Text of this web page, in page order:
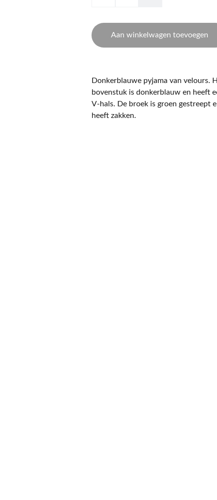
Aan winkelwagen toevoegen
Donkerblauwe pyjama van velours.
bovenstuk is donkerblauw en heeft
V-hals. De broek is groen gestreept
heeft zakken.